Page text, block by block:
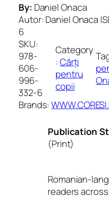
By: Daniel Onaca
Autor: Daniel Onaca
6
SKU:
978-
606-
996-
332-6
Category
:Cărți
pentru
copii
Brands:
Publication
(Print)
Romanian-
readers